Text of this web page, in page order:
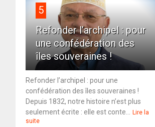
5
Refonder l’archipel : pour
une confédération des
îles souveraines !
Refonder l’archipel : pour une
confédération des îles souveraines !
Depuis 1832, notre histoire n’est plus
seulement écrite : elle est conte...
Lire la
suite